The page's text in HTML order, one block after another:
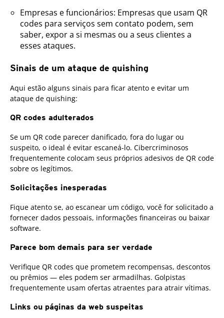
Empresas e funcionários: Empresas que usam QR
codes para serviços sem contato podem, sem
saber, expor a si mesmas ou a seus clientes a
esses ataques.
Sinais de um ataque de quishing
Aqui estão alguns sinais para ficar atento e evitar um
ataque de quishing:
QR codes adulterados
Se um QR code parecer danificado, fora do lugar ou
suspeito, o ideal é evitar escaneá-lo. Cibercriminosos
frequentemente colocam seus próprios adesivos de QR code
sobre os legítimos.
Solicitações inesperadas
Fique atento se, ao escanear um código, você for solicitado a
fornecer dados pessoais, informações financeiras ou baixar
software.
Parece bom demais para ser verdade
Verifique QR codes que prometem recompensas, descontos
ou prêmios — eles podem ser armadilhas. Golpistas
frequentemente usam ofertas atraentes para atrair vítimas.
Links ou páginas da web suspeitas